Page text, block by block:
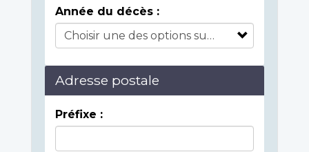
Année du décès :
Adresse postale
Préfixe :